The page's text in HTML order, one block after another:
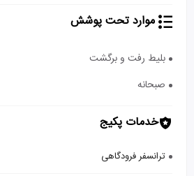
موارد تحت پوشش
بلیط رفت و برگشت
صبحانه
خدمات پکیج
ترانسفر فرودگاهی